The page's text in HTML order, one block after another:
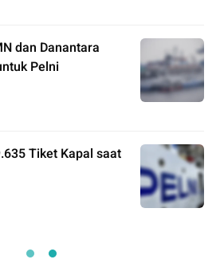
dan Danantara
Pelni
Tiket Kapal saat